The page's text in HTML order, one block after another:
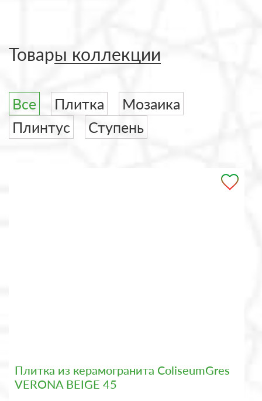
Товары коллекции
Все Плитка
Мозаика
Плинтус
Ступень
Плитка из керамогранита ColiseumGres
VERONA BEIGE 45